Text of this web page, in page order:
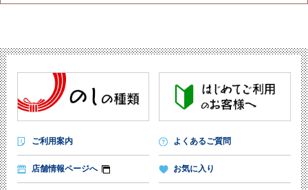
ご利用案内 よくあるご質問
店舗情報ページへ お気に入り